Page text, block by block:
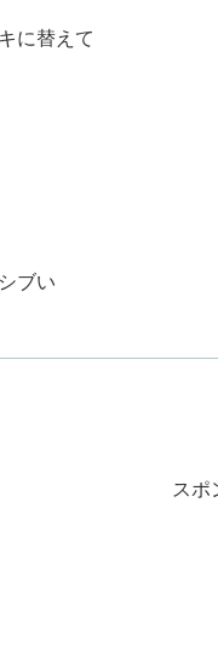
に替えて
ブい
スポ